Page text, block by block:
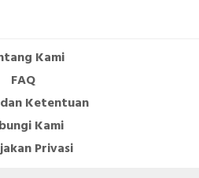
Kami
FAQ
Ketentuan
Kami
Privasi